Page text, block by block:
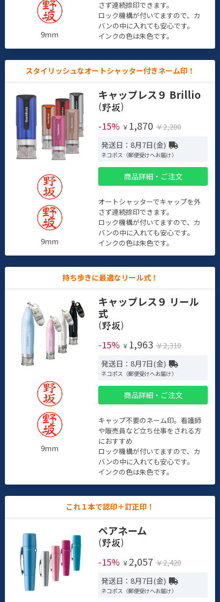
9mm
さず連続捺印できます。
ロック機構が付いてますので、カ
バンの中に入れても安心です。
インクの色は朱色です。
スタイリッシュなオートシャッター付きネーム印！
9mm
キャップレス９ Brillio
(
)
-15% ￥ 1,870 ￥2,200
発送日：8月7日(金)
ネコポス（郵便受けへお届け）
商品詳細・ご注文
オートシャッターでキャップを外
さず連続捺印できます。
ロック機構が付いてますので、カ
バンの中に入れても安心です。
インクの色は朱色です。
持ち歩きに最適なリール式！
9mm
キャップレス９ リール
式
(
)
-15% ￥ 1,963 ￥2,310
発送日：8月7日(金)
ネコポス（郵便受けへお届け）
商品詳細・ご注文
キャップ不要のネーム印。看護師
や販売員など立ち仕事をされる方
におすすめ
ロック機構が付いてますので、カ
バンの中に入れても安心です。
インクの色は朱色です。
これ１本で認印＋訂正印！
ペアネーム
(
)
-15% ￥ 2,057 ￥2,420
発送日：8月7日(金)
ネコポス（郵便受けへお届け）